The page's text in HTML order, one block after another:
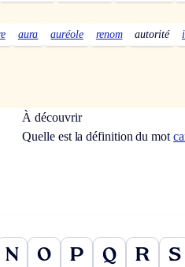
aura auréole renom autorité
À découvrir
Quelle est la définition du mot
N O P Q R S